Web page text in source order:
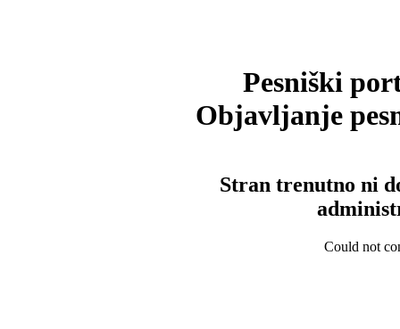
Pesniški
Objavljanje
Stran trenutno ni
Could not